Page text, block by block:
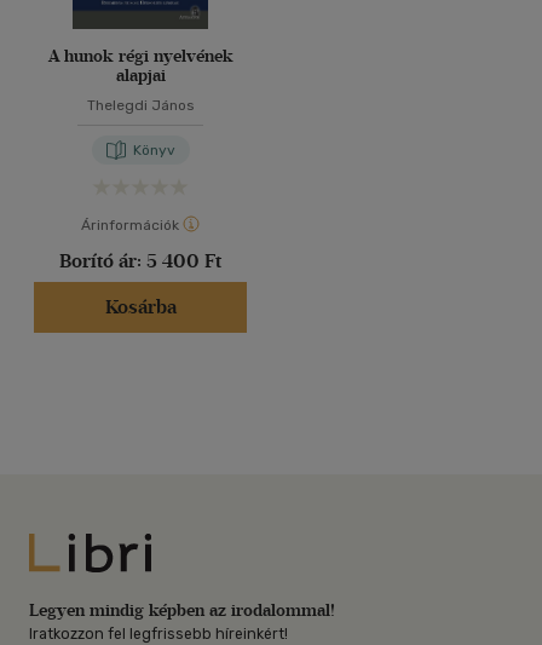
A hunok régi nyelvének
alapjai
Thelegdi János
Könyv
Árinformációk
Borító ár: 5 400 Ft
Kosárba
Libri
Legyen mindig képben az irodalommal!
Iratkozzon fel legfrissebb híreinkért!